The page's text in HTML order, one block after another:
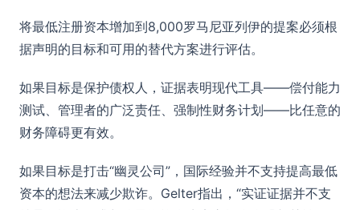
将最低注册资本增加到8,000罗马尼亚列伊的提案必须根
据声明的目标和可用的替代方案进行评估。
如果目标是保护债权人，证据表明现代工具——偿付能力
测试、管理者的广泛责任、强制性财务计划——比任意的
财务障碍更有效。
如果目标是打击“幽灵公司”，国际经验并不支持提高最低
资本的想法来减少欺诈。Gelter指出，“实证证据并不支